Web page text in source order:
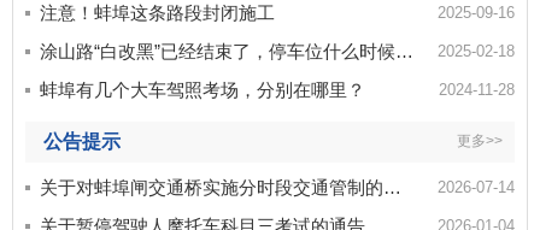
2025-09-16
注意！蚌埠这条路段封闭施工
2025-02-18
涂山路“白改黑”已经结束了，停车位什么时候可以施划？
2024-11-28
蚌埠有几个大车驾照考场，分别在哪里？
更多>>
公告提示
2026-07-14
关于对蚌埠闸交通桥实施分时段交通管制的通告
2026-01-04
关于暂停驾驶人摩托车科目三考试的通告